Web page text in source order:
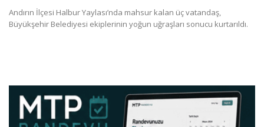
FİRMA HABER
Andırın İlçesi Halbur Yaylası’nda mahsur kalan üç vatandaş,
Büyükşehir Belediyesi ekiplerinin yoğun uğraşları sonucu kurtarıldı.